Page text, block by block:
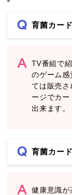
育菌カー
TV番組で
のゲーム感
ては販売
ージでカ
出来ます。
育菌カー
健康意識が